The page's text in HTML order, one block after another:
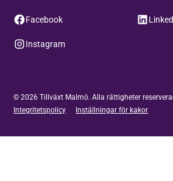
Facebook
Instagram
©2026 Tillväxt Malmö. Alla rättigheter
Integritetspolicy
Inställningar för kakor